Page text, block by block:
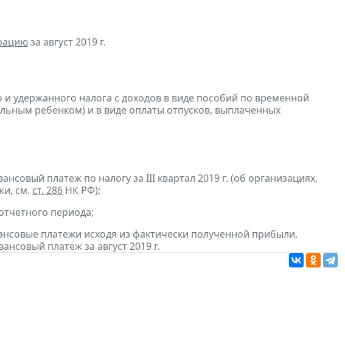
за август 2019 г.
удержанного налога с доходов в виде пособий по временной
ребенком) и в виде оплаты отпусков, выплаченных
платеж по налогу за III квартал 2019 г. (об организациях,
см. ст. 286 НК РФ);
периода;
платежи исходя из фактически полученной прибыли,
платеж за август 2019 г.